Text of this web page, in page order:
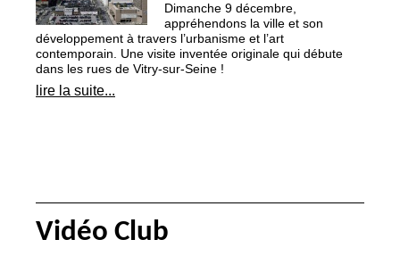
Dimanche 9 décembre,
appréhendons la ville et son
développement à travers l’urbanisme et l’art
contemporain. Une visite inventée originale qui débute
dans les rues de Vitry-sur-Seine !
lire la suite...
Vidéo Club